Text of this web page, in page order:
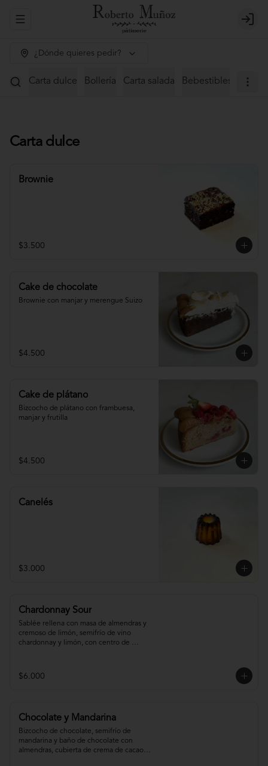
Abrir menu de navegación Login
¿Dónde quieres pedir?
Carta dulce Bollería Carta salada Bebestibles
Carta dulce
Brownie
$3.500
Cake de chocolate
Brownie con manjar y merengue Suizo
$4.500
Cake de plátano
Bizcocho de plátano con frambuesa,
manjar y frutilla
$4.500
Canelés
$3.000
Chardonnay Sour
Sablée rellena con masa de almendras y
cremoso de limón, semifrío de vino
chardonnay y limón, con centro de
$6.000
Chocolate y Mandarina
Bizcocho de chocolate, semifrío de
mandarina y baño de chocolate con
almendras, cubierta de crema de cacao y